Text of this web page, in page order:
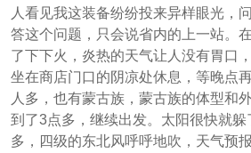
人看见我这装备纷纷投来异样眼光，
答这个问题，只会说省内的上一站。
了下下火，炎热的天气让人没有胃口
坐在商店门口的阴凉处休息，等晚点
人多，也有蒙古族，蒙古族的体型和
到了3点多，继续出发。太阳很快就躲
多，四级的东北风呼呼地吹，天气预